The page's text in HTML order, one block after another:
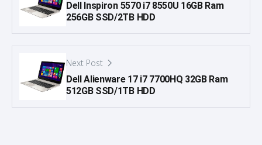
Dell Inspiron 5570 i7 8550U 16GB Ram
256GB SSD/2TB HDD
Next Post
Dell Alienware 17 i7 7700HQ 32GB Ram
512GB SSD/1TB HDD